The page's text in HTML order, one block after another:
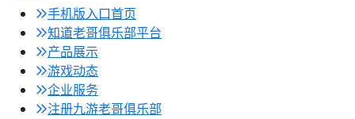
手机版入口首页
知道老哥俱乐部平台
产品展示
游戏动态
企业服务
注册九游老哥俱乐部